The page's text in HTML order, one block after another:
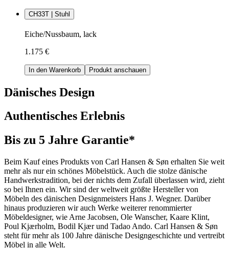
CH33T | Stuhl
Eiche/Nussbaum, lack
1.175 €
In den Warenkorb Produkt anschauen
Dänisches Design
Authentisches Erlebnis
Bis zu 5 Jahre Garantie*
Beim Kauf eines Produkts von Carl Hansen & Søn erhalten Sie weit
mehr als nur ein schönes Möbelstück. Auch die stolze dänische
Handwerkstradition, bei der nichts dem Zufall überlassen wird, zieht
so bei Ihnen ein. Wir sind der weltweit größte Hersteller von
Möbeln des dänischen Designmeisters Hans J. Wegner. Darüber
hinaus produzieren wir auch Werke weiterer renommierter
Möbeldesigner, wie Arne Jacobsen, Ole Wanscher, Kaare Klint,
Poul Kjærholm, Bodil Kjær und Tadao Ando. Carl Hansen & Søn
steht für mehr als 100 Jahre dänische Designgeschichte und vertreibt
Möbel in alle Welt.